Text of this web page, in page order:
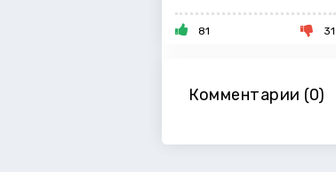
81 31
Комментарии (0)